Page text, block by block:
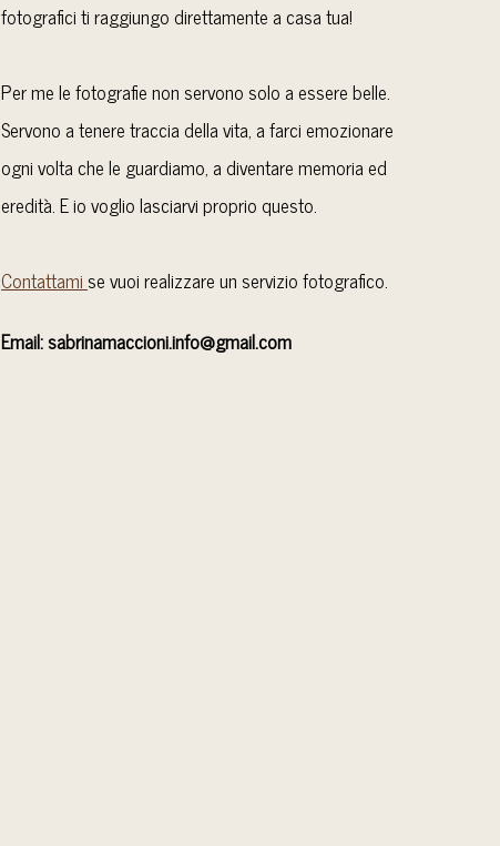
fotografici ti raggiungo direttamente a casa tua!
Per me le fotografie non servono solo a essere belle.
Servono a tenere traccia della vita, a farci emozionare
ogni volta che le guardiamo, a diventare memoria ed
eredità. E io voglio lasciarvi proprio questo.
Contattami se vuoi realizzare un servizio fotografico.
Email: sabrinamaccioni.info@gmail.com